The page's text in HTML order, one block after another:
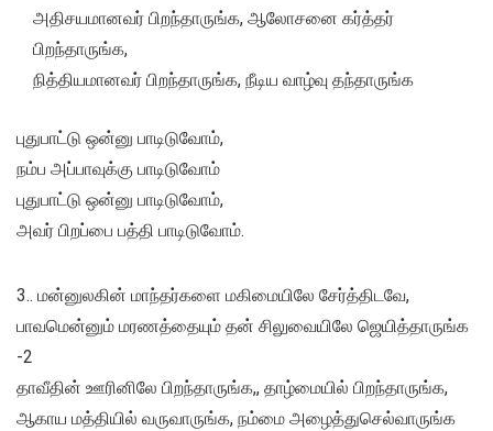
அதிசயமானவர் பிறந்தாருங்க, ஆலோசனை கர்த்தர்
பிறந்தாருங்க,
நித்தியமானவர் பிறந்தாருங்க, நீடிய வாழ்வு தந்தாருங்க
புதுபாட்டு ஒன்னு பாடிடுவோம்,
நம்ப அப்பாவுக்கு பாடிடுவோம்
புதுபாட்டு ஒன்னு பாடிடுவோம்,
அவர் பிறப்பை பத்தி பாடிடுவோம்.
3.. மன்னுலகின் மாந்தர்களை மகிமையிலே சேர்த்திடவே,
பாவமென்னும் மரணத்தையும் தன் சிலுவையிலே ஜெயித்தாருங்க
-2
தாவீதின் ஊரினிலே பிறந்தாருங்க,, தாழ்மையில் பிறந்தாருங்க,
ஆகாய மத்தியில் வருவாருங்க, நம்மை அழைத்துசெல்வாருங்க